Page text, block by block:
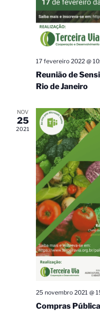
17 fevereiro 2022 @
Reunião de
Rio de Janeiro
NOV
25
2021
25 novembro 2021 @
Compras